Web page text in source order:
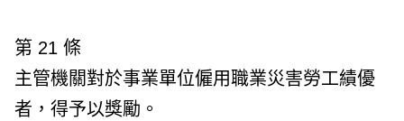
第 21 條
主管機關對於事業單位僱用職業災害勞工績優
者，得予以獎勵。